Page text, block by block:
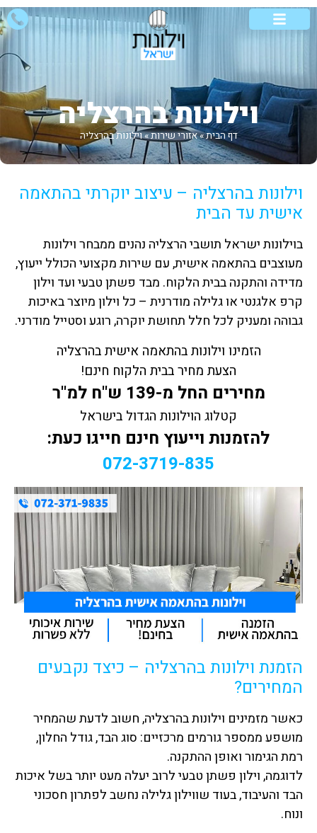
וילונות בהרצליה
דף הבית»אזורי שירות»וילונות בהרצליה
וילונות בהרצליה – עיצוב יוקרתי בהתאמה
אישית עד הבית
בוילונות ישראל תושבי הרצליה נהנים ממבחר וילונות
מעוצבים בהתאמה אישית, עם שירות מקצועי הכולל ייעוץ,
מדידה והתקנה בבית הלקוח. מבד פשתן טבעי ועד וילון
קרפ אלגנטי או גלילה מודרנית – כל וילון מיוצר באיכות
גבוהה ומעניק לכל חלל תחושת יוקרה, רוגע וסטייל מודרני.
הזמינו וילונות בהתאמה אישית בהרצליה
הצעת מחיר בבית הלקוח חינם!
מחירים החל מ-139 ש"ח למ"ר
קטלוג הוילונות הגדול בישראל
להזמנות וייעוץ חינם חייגו כעת:
072-3719-835
הזמנת וילונות בהרצליה – כיצד נקבעים
המחירים?
כאשר מזמינים וילונות בהרצליה, חשוב לדעת שהמחיר
מושפע ממספר גורמים מרכזיים: סוג הבד, גודל החלון,
רמת הגימור ואופן ההתקנה.
לדוגמה, וילון פשתן טבעי לרוב יעלה מעט יותר בשל איכות
הבד והעיבוד, בעוד שווילון גלילה נחשב לפתרון חסכוני
ונוח.